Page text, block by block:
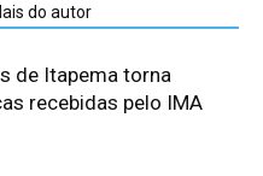
do autor
de Itapema torna
recebidas pelo IMA